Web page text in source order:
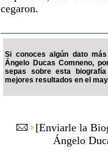
cegaron.
Si conoces algún dato
Ángelo Ducas Comneno,
sepas sobre esta
mejores resultados en el
[Enviarle la
Ángelo